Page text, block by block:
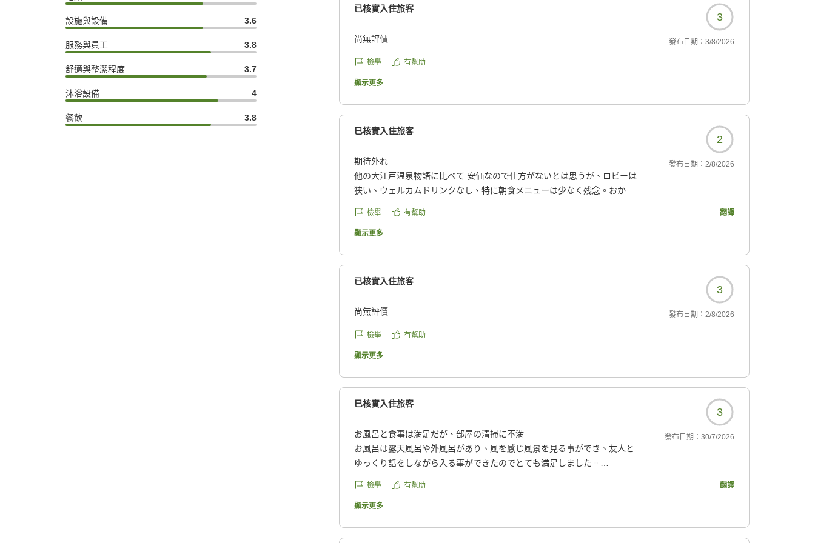
設施與設備 3.6
服務與員工 3.8
舒適與整潔程度 3.7
沐浴設備 4
餐飲 3.8
已核實入住旅客
3
尚無評價 發布日期： 3/8/2026
檢舉 有幫助
顯示更多
已核實入住旅客
2
期待外れ
他の大江戸温泉物語に比べて 安価なので仕方がないとは思うが、ロビーは
狭い、ウェルカムドリンクなし、特に朝食メニューは少なく残念。おかゆ
クチコミの詳細はこちらから
https://review.travel.rakuten.co.jp/hotel/voice/30063?
發布日期： 2/8/2026
檢舉 有幫助 翻譯
顯示更多
已核實入住旅客
3
尚無評價 發布日期： 2/8/2026
檢舉 有幫助
顯示更多
已核實入住旅客
3
お風呂と食事は満足だが、部屋の清掃に不満
お風呂は露天風呂や外風呂があり、風を感じ風景を見る事ができ、友人と
ゆっくり話をしながら入る事ができたのでとても満足しました。
たです。刺身がすぐ無くなっていたので、もっと種類があると良かった。
7人の大部屋同室だったのですが、朝起きるとエアコン下の布団に小さい黒
せてしまったので、とても残念でした。
發布日期： 30/7/2026
檢舉 有幫助 翻譯
顯示更多